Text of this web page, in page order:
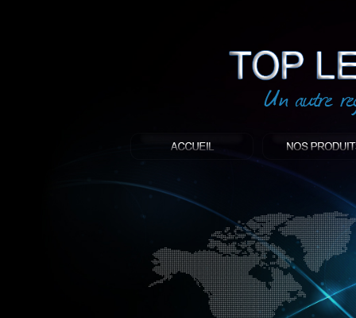
: Top led world
Produit décoratif led
Objet publicitaire led
éclairage blanc led
Enseigne publicitaire
Fabriquant et distributeur français
gamme à base de LED.
led, Topledworld, top led world, top
économie énergie, edf, lumière,